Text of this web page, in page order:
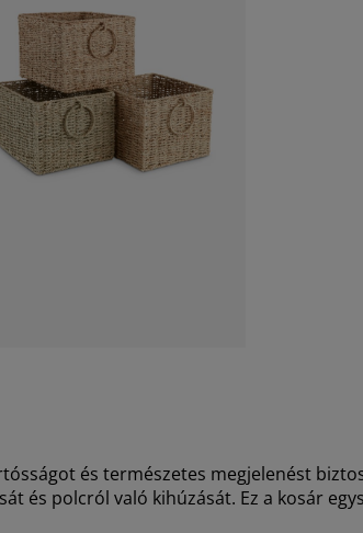
és természetes megjelenést
és polcról való kihúzását. Ez a kosár